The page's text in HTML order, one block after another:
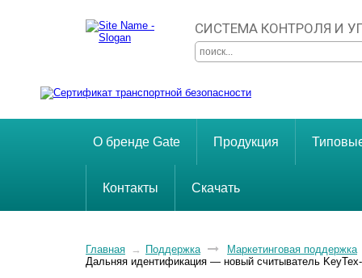
СИСТЕМА КОНТРОЛЯ И
О бренде Gate Продукция
Контакты Скачать
Главная → Поддержка
Маркетинговая поддержка
Дальняя идентификация — новый считыватель